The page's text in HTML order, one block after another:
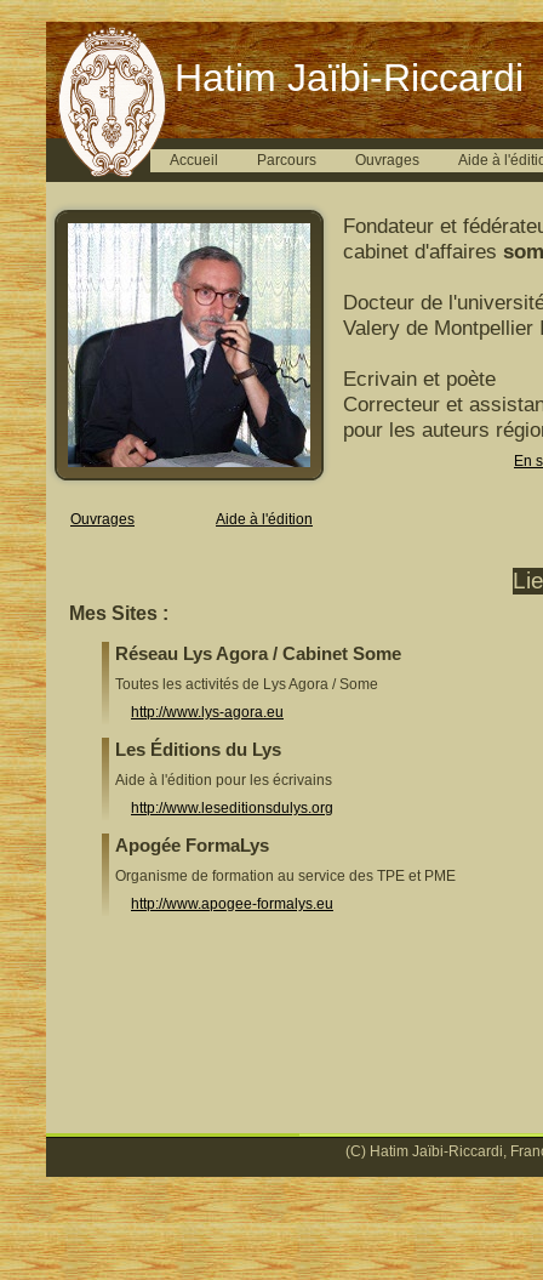
Hatim Jaïbi-Riccardi
Accueil Parcours Ouvrages Aide à
Fondateur et
cabinet d'affaires
Docteur de
Valery de Montpellier
Ecrivain et poète
Correcteur et
pour les auteurs
En
Ouvrages Aide à l'édition
Mes Sites :
Réseau Lys Agora / Cabinet Some
Toutes les activités de Lys Agora / Some
http://www.lys-agora.eu
Les Éditions du Lys
Aide à l'édition pour les écrivains
http://www.leseditionsdulys.org
Apogée FormaLys
Organisme de formation au service des TPE et PME
http://www.apogee-formalys.eu
(C) Hatim Jaïbi-Riccardi,